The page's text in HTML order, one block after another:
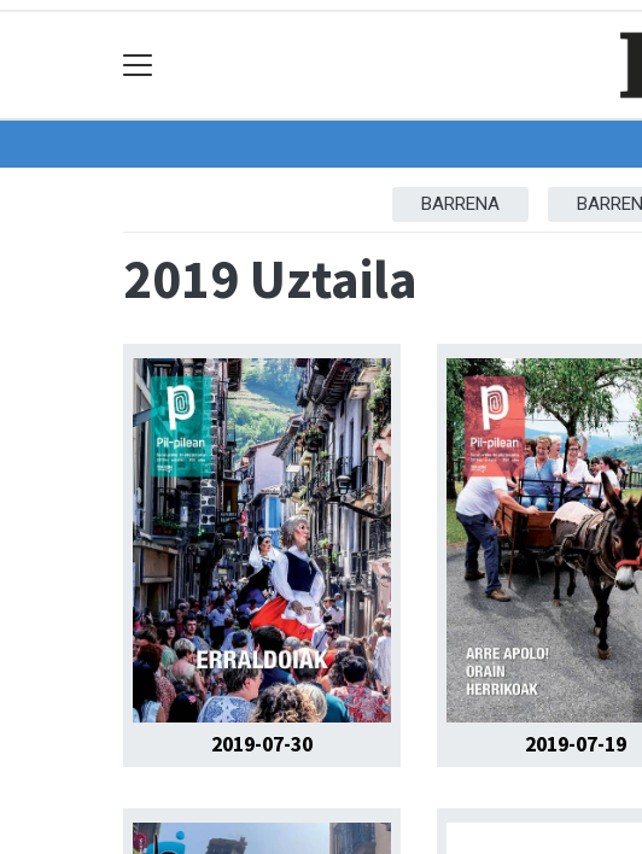
BARRENA BARREN
2019 Uztaila
2019-07-30 2019-07-19